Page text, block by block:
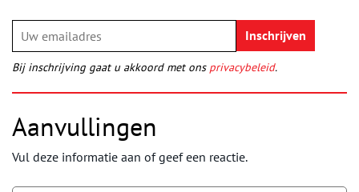
Bij inschrijving gaat u akkoord met ons privacybeleid.
Aanvullingen
Vul deze informatie aan of geef een reactie.